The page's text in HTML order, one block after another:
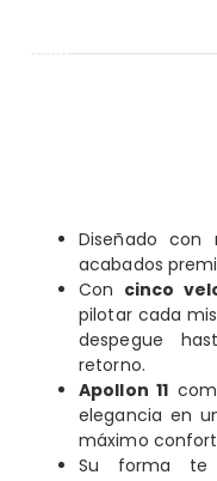
Diseñado
acabados
Con cinco
pilotar cada
despegue
retorno.
Apollon 11
elegancia en
máximo
Su forma te